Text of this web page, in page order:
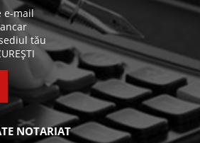
e-mail
tău
NOTARIAT